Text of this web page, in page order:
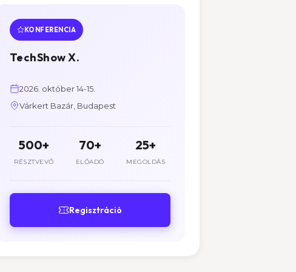
KONFERENCIA
TechShow X.
2026. október 14-15.
Várkert Bazár, Budapest
500+
RÉSZTVEVŐ
70+
ELŐADÓ
25+
MEGOLDÁS
Regisztráció